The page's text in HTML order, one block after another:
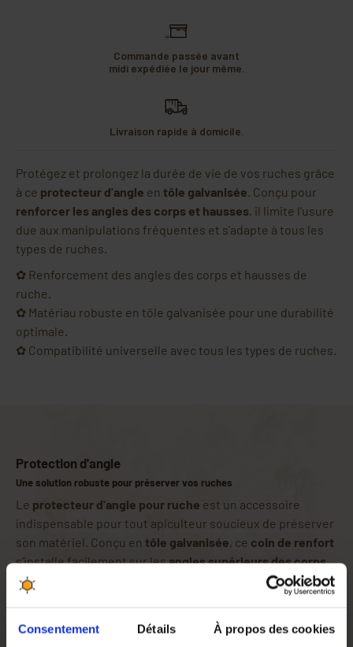
Consentement Détails À propos des cookies
Commande passée avant
midi expédiée le jour même.
Livraison rapide à domicile.
Protégez et prolongez la durée de vie de vos ruches grâce
à ce protecteur d'angle en tôle galvanisée. Conçu pour
renforcer les angles des corps et hausses, il limite l'usure
due aux manipulations fréquentes et s'adapte à tous les
types de ruches.
✿ Renforcement des angles des corps et hausses de
ruche.
✿ Matériau robuste en tôle galvanisée pour une durabilité
optimale.
✿ Compatibilité universelle avec tous les types de ruches.
Protection d'angle
Une solution robuste pour préserver vos ruches
Le protecteur d'angle pour ruche est un accessoire
indispensable pour tout apiculteur soucieux de préserver
son matériel. Conçu en tôle galvanisée, ce coin de renfort
s’installe facilement sur lesangles supérieurs des corps
et hausses de ruche
protection efficace
contre l’usure
liée aux manipulations fréquentes, comme
le levage des cadres ou des hausses.